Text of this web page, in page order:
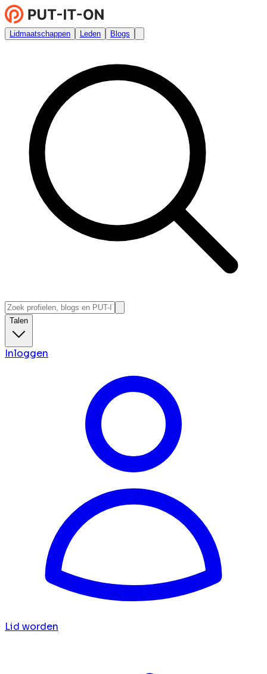
Lidmaatschappen Leden Blogs
Talen
Inloggen
Lid worden